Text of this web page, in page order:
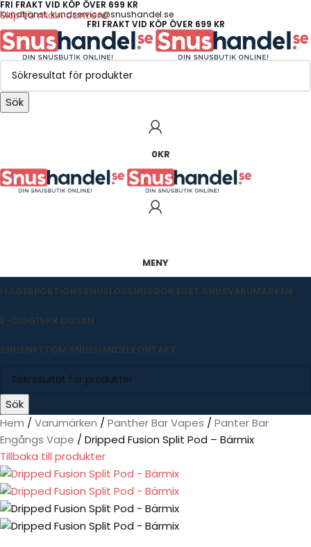
Skip to main content
FRI FRAKT VID KÖP ÖVER 699 KR
Kundtjänst: kundservice@snushandel.se
FRI FRAKT VID KÖP ÖVER 699 KR
Sök
0KR
MENY
I LAGERPORTIONSSNUSLÖSSNUSGÖR EGET SNUSVARUMÄRKEN
E-CIGG15KR DOSAN
SNUSNYTTOM SNUSHANDELKONTAKT
Sök
Hem
Varumärken Panther Bar Vapes
Panter Bar
Engångs Vape
Dripped Fusion Split Pod – Bärmix
Tillbaka till produkter